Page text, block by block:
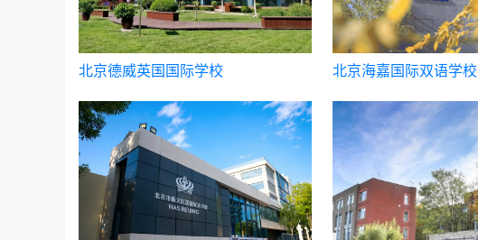
北京德威英国国际学校 北京海嘉国际双语学校